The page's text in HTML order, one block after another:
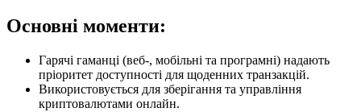
Основні моменти:
Гарячі гаманці (веб-, мобільні та програмні) надають
пріоритет доступності для щоденних транзакцій.
Використовується для зберігання та управління
криптовалютами онлайн.